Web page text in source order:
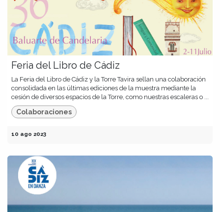
Feria del Libro de Cádiz
La Feria del Libro de Cádiz y la Torre Tavira sellan una colaboración
consolidada en las últimas ediciones de la muestra mediante la
cesión de diversos espacios de la Torre, como nuestras escaleras o ...
Colaboraciones
10 ago 2023